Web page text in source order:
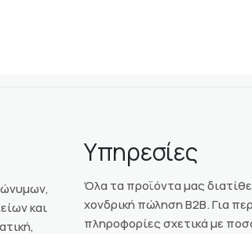
και
Υπηρεσίες
Όλα τα προϊόντα μας
χονδρική πώληση Β2Β. Για
πληροφορίες σχετικά με